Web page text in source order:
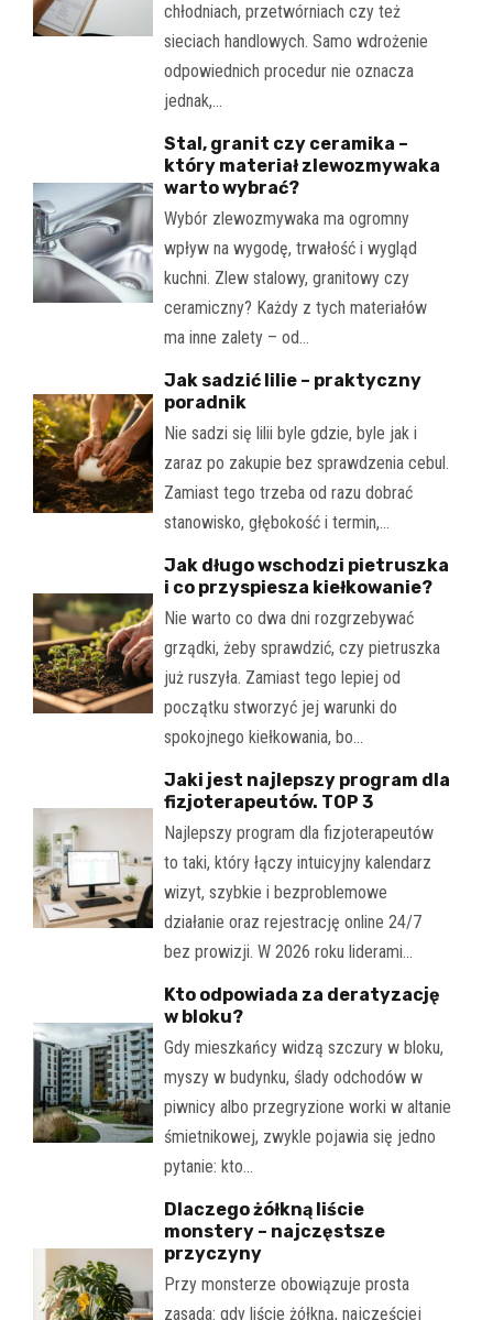
chłodniach, przetwórniach czy też
sieciach handlowych. Samo wdrożenie
odpowiednich procedur nie oznacza
jednak,…
Stal, granit czy ceramika –
który materiał zlewozmywaka
warto wybrać?
Wybór zlewozmywaka ma ogromny
wpływ na wygodę, trwałość i wygląd
kuchni. Zlew stalowy, granitowy czy
ceramiczny? Każdy z tych materiałów
ma inne zalety – od…
Jak sadzić lilie – praktyczny
poradnik
Nie sadzi się lilii byle gdzie, byle jak i
zaraz po zakupie bez sprawdzenia cebul.
Zamiast tego trzeba od razu dobrać
stanowisko, głębokość i termin,…
Jak długo wschodzi pietruszka
i co przyspiesza kiełkowanie?
Nie warto co dwa dni rozgrzebywać
grządki, żeby sprawdzić, czy pietruszka
już ruszyła. Zamiast tego lepiej od
początku stworzyć jej warunki do
spokojnego kiełkowania, bo…
Jaki jest najlepszy program dla
fizjoterapeutów. TOP 3
Najlepszy program dla fizjoterapeutów
to taki, który łączy intuicyjny kalendarz
wizyt, szybkie i bezproblemowe
działanie oraz rejestrację online 24/7
bez prowizji. W 2026 roku liderami…
Kto odpowiada za deratyzację
w bloku?
Gdy mieszkańcy widzą szczury w bloku,
myszy w budynku, ślady odchodów w
piwnicy albo przegryzione worki w altanie
śmietnikowej, zwykle pojawia się jedno
pytanie: kto…
Dlaczego żółkną liście
monstery – najczęstsze
przyczyny
Przy monsterze obowiązuje prosta
zasada: gdy liście żółkną, najczęściej